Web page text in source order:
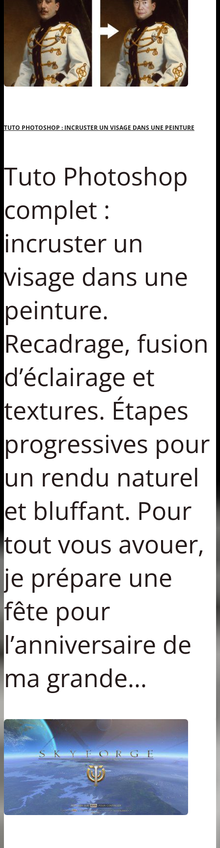
TUTO PHOTOSHOP : INCRUSTER UN VISAGE DANS UNE PEINTURE
Tuto Photoshop
complet :
incruster un
visage dans une
peinture.
Recadrage, fusion
d’éclairage et
textures. Étapes
progressives pour
un rendu naturel
et bluffant. Pour
tout vous avouer,
je prépare une
fête pour
l’anniversaire de
ma grande...